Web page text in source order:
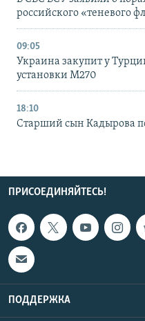
российского «теневого
09:05
Украина закупит у
установки M270
18:10
Старший сын Кадырова
ПРИСОЕДИНЯЙТЕСЬ!
ПОДДЕРЖКА